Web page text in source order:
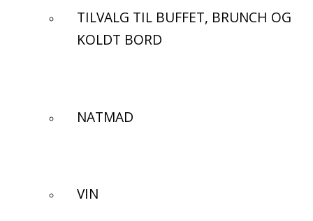
TILVALG TIL BUFFET, BRUNCH OG
KOLDT BORD
NATMAD
VIN